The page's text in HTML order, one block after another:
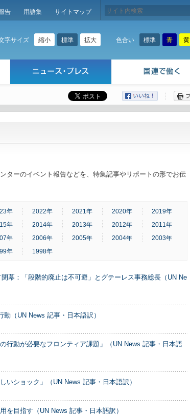
告 用語集 サイトマップ
字サイズ 縮小 標準 拡大 色合い 標準 青 黄
ターのイベント報告などを、特集記事やリポートの形でお伝
年 2022年 2021年 2020年
2019年
年 2014年 2013年 2012年
2011年
年 2006年 2005年 2004年
2003年
年 1998年
幕：「段階的廃止は不可避」とグテーレス事務総長（UN Ne
（UN News 記事・日本語訳）
行動が必要なフロンティア課題」（UN News 記事・日本語
いショック」（UN News 記事・日本語訳）
を目指す（UN News 記事・日本語訳）